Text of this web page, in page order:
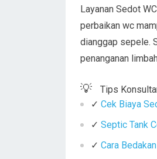
Layanan Sedot
perbaikan wc
dianggap sepele.
penanganan
💡
Tips
✓ Cek Biaya
✓ Septic Tank
✓ Cara